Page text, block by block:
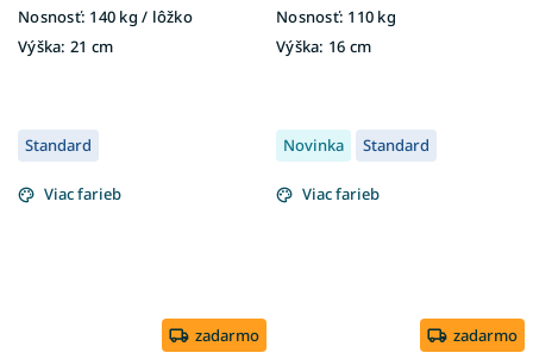
Nosnosť: 140 kg / lôžko
Výška: 21 cm
Nosnosť: 110 kg
Výška: 16 cm
Standard
Viac farieb
zadarmo
Novinka Standard
Viac farieb
zadarmo